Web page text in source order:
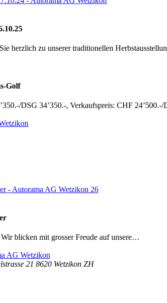
herzlich zu unserer traditionellen
Golf
DSG 34’350.-, Verkaufspreis: CHF
blicken mit grosser Freude auf unsere…
21 8620 Wetzikon ZH